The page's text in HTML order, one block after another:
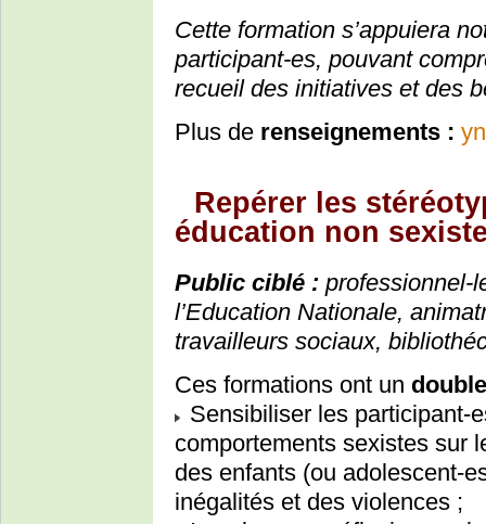
Cette formation s’appuiera
participant-es, pouvant
recueil des initiatives et des
Plus de renseignements :
Repérer les
éducation non
Public ciblé : professionnel-
l’Education Nationale,
travailleurs sociaux,
Ces formations ont un
Sensibiliser les participant-
comportements sexistes sur
des enfants (ou adolescent-
inégalités et des violences ;